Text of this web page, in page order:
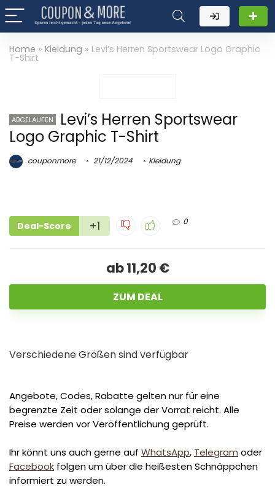
Home » Kleidung » Levi’s Herren Sportswear Logo Graphic
T-Shirt
ABGELAUFEN
Levi’s Herren Sportswear
Logo Graphic T-Shirt
couponmore 21/12/2024 Kleidung
Deal-Score +1 0
ab 11,20 €
ZUM DEAL
Verschiedene Größen sind verfügbar
Angebote, Codes, Rabatte gelten nur für eine
begrenzte Zeit oder solange der Vorrat reicht. Alle
Preise werden vor Veröffentlichung geprüft.
Ihr könnt uns auch gerne auf WhatsApp, Telegram oder
Facebook folgen um über die heißesten Schnäppchen
informiert zu werden.